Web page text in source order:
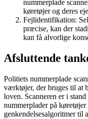
nummerplade
køretøjer og deres
Fejlidentifikation:
præcise, kan der
kan få alvorlige
Afsluttende
Politiets nummerplade
værktøjer, der bruges til at
loven. Scanneren er i
nummerplader på
genkendelsesalgoritmer til